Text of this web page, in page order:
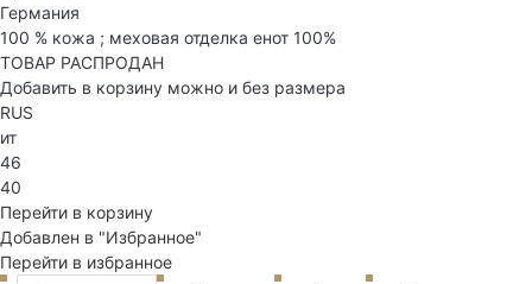
Германия
100 % кожа ; меховая отделка енот 100%
ТОВАР РАСПРОДАН
Добавить в корзину можно и без размера
RUS
ит
46
40
Перейти в корзину
Добавлен в "Избранное"
Перейти в избранное